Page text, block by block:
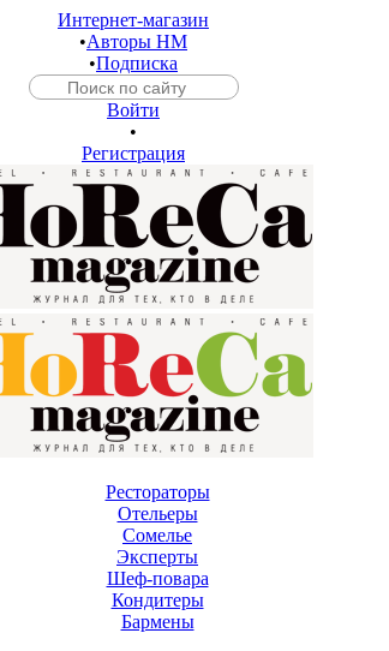
Интернет-магазин
•Авторы HM
•Подписка
Войти
•
Регистрация
Рестораторы
Отельеры
Сомелье
Эксперты
Шеф-повара
Кондитеры
Бармены